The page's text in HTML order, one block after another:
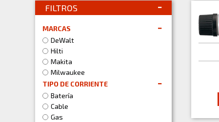
FILTROS
MARCAS
DeWalt
Hilti
Makita
Milwaukee
TIPO DE CORRIENTE
Batería
Cable
Gas